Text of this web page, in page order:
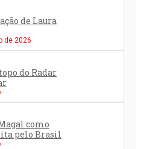
de Laura
de 2026
do Radar
como
pelo Brasil